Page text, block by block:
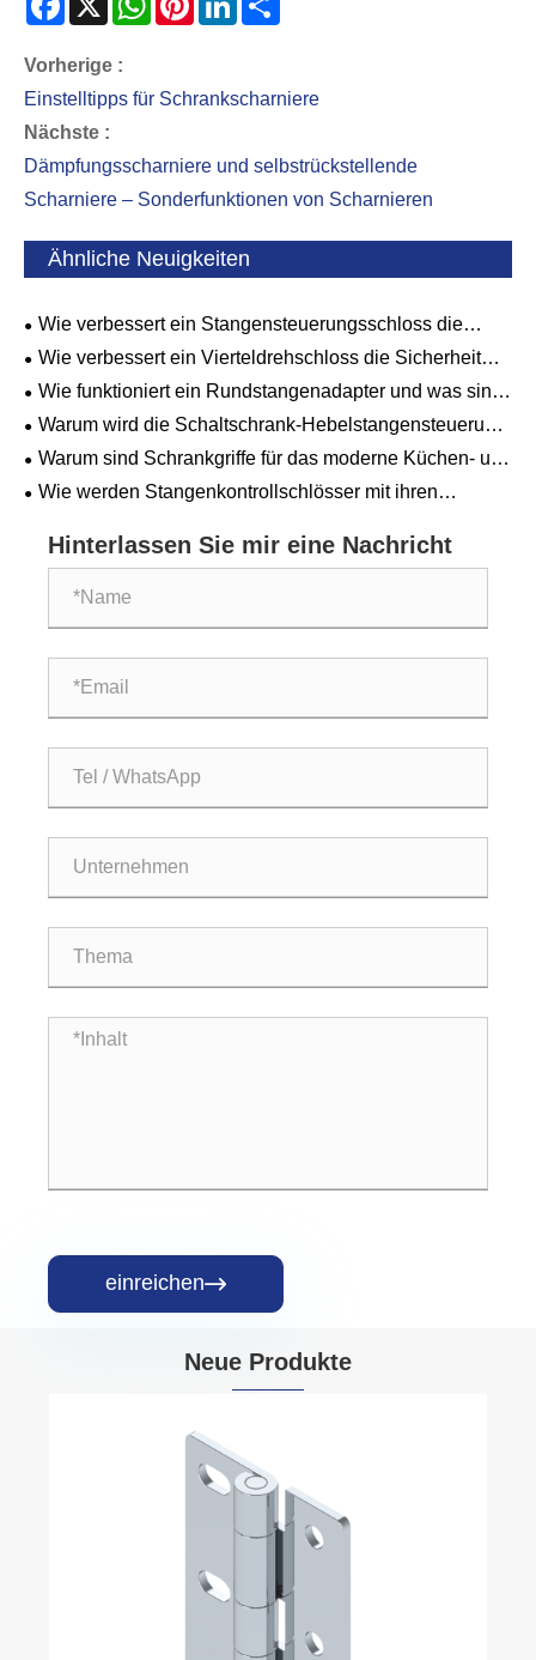
Vorherige :
Einstelltipps für Schrankscharniere
Nächste :
Dämpfungsscharniere und selbstrückstellende
Scharniere – Sonderfunktionen von Scharnieren
Ähnliche Neuigkeiten
Wie verbessert ein Stangensteuerungsschloss die
Sicherheit und Effizienz von Industrietoren?
Wie verbessert ein Vierteldrehschloss die Sicherheit
und Effizienz?
Wie funktioniert ein Rundstangenadapter und was sind
seine wichtigsten Anwendungen?
Warum wird die Schaltschrank-Hebelstangensteuerung
von Rittal zur bevorzugten Wahl für Industriegehäuse?
Warum sind Schrankgriffe für das moderne Küchen- und
Möbeldesign so wichtig?
Wie werden Stangenkontrollschlösser mit ihren
bevorzugt?
Hinterlassen Sie mir eine Nachricht
einreichen
Neue Produkte
Gehäuse: Außenscharnier aus Edelstahl